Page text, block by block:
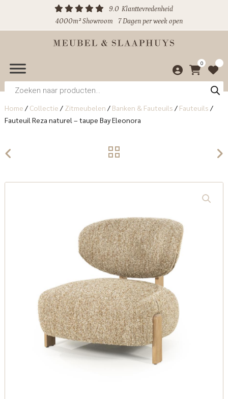
9.0 Klanttevredenheid
4000m² Showroom
7 Dagen per week open
0
Producten
zoeken
Home / Collectie / Zitmeubelen / Banken & Fauteuils / Fauteuils /
Fauteuil Reza naturel – taupe Bay Eleonora